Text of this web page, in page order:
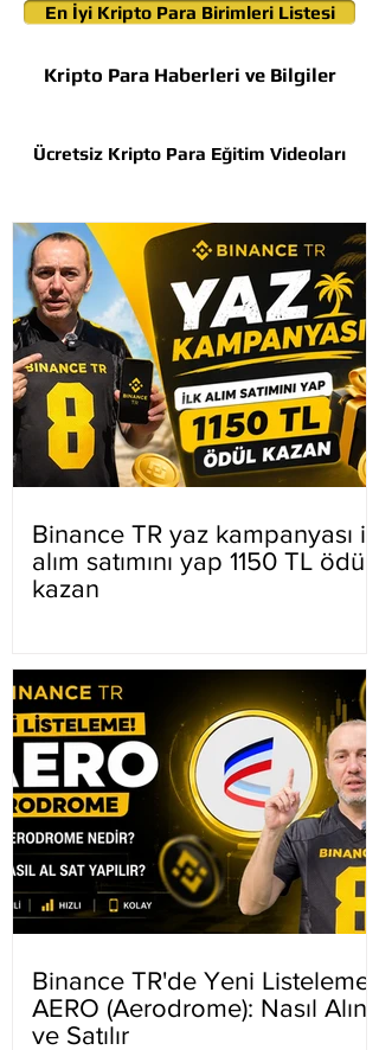
Ücretsiz Kripto Para Eğitim Videoları
Kripto Para Haberleri ve Bilgiler
En İyi Kripto Para Birimleri Listesi
Binance TR yaz kampanyası ilk
alım satımını yap 1150 TL ödül
kazan
Binance TR'de Yeni Listeleme
AERO (Aerodrome): Nasıl Alınır
ve Satılır